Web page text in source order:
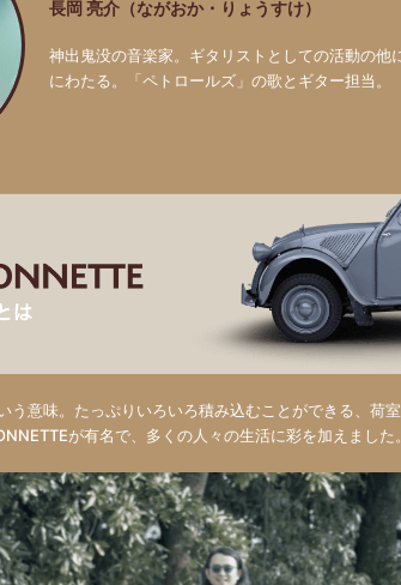
長岡 亮介（ながおか・りょうすけ）
神出鬼没の音楽家。ギタリストとしての活動の
にわたる。「ペトロールズ」の歌とギター担当。
う意味。たっぷりいろいろ積み込むことができる、荷
が有名で、多くの人々の生活に彩を加えました。